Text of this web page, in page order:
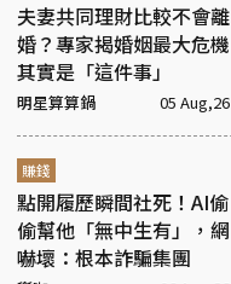
夫妻共同理財比較不會離
婚？專家揭婚姻最大危機
其實是「這件事」
明星算算鍋 05 Aug,26
賺錢
點開履歷瞬間社死！AI偷
偷幫他「無中生有」，網
嚇壞：根本詐騙集團